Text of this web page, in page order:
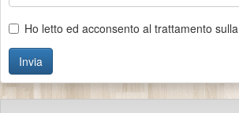
Ho letto ed acconsento al trattamento sulla